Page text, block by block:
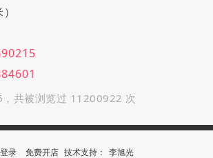
共被浏览过 11200922 次
录 免费开店 技术支持 ： 李旭光